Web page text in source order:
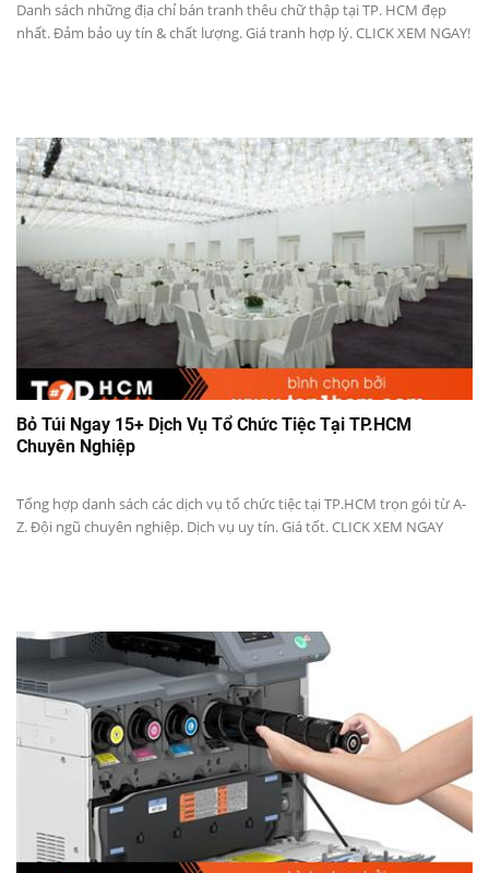
Danh sách những địa chỉ bán tranh thêu chữ thập tại TP. HCM đẹp
nhất. Đảm bảo uy tín & chất lượng. Giá tranh hợp lý. CLICK XEM NGAY!
Bỏ Túi Ngay 15+ Dịch Vụ Tổ Chức Tiệc Tại TP.HCM
Chuyên Nghiệp
Tổng hợp danh sách các dịch vụ tổ chức tiệc tại TP.HCM trọn gói từ A-
Z. Đội ngũ chuyên nghiệp. Dịch vụ uy tín. Giá tốt. CLICK XEM NGAY